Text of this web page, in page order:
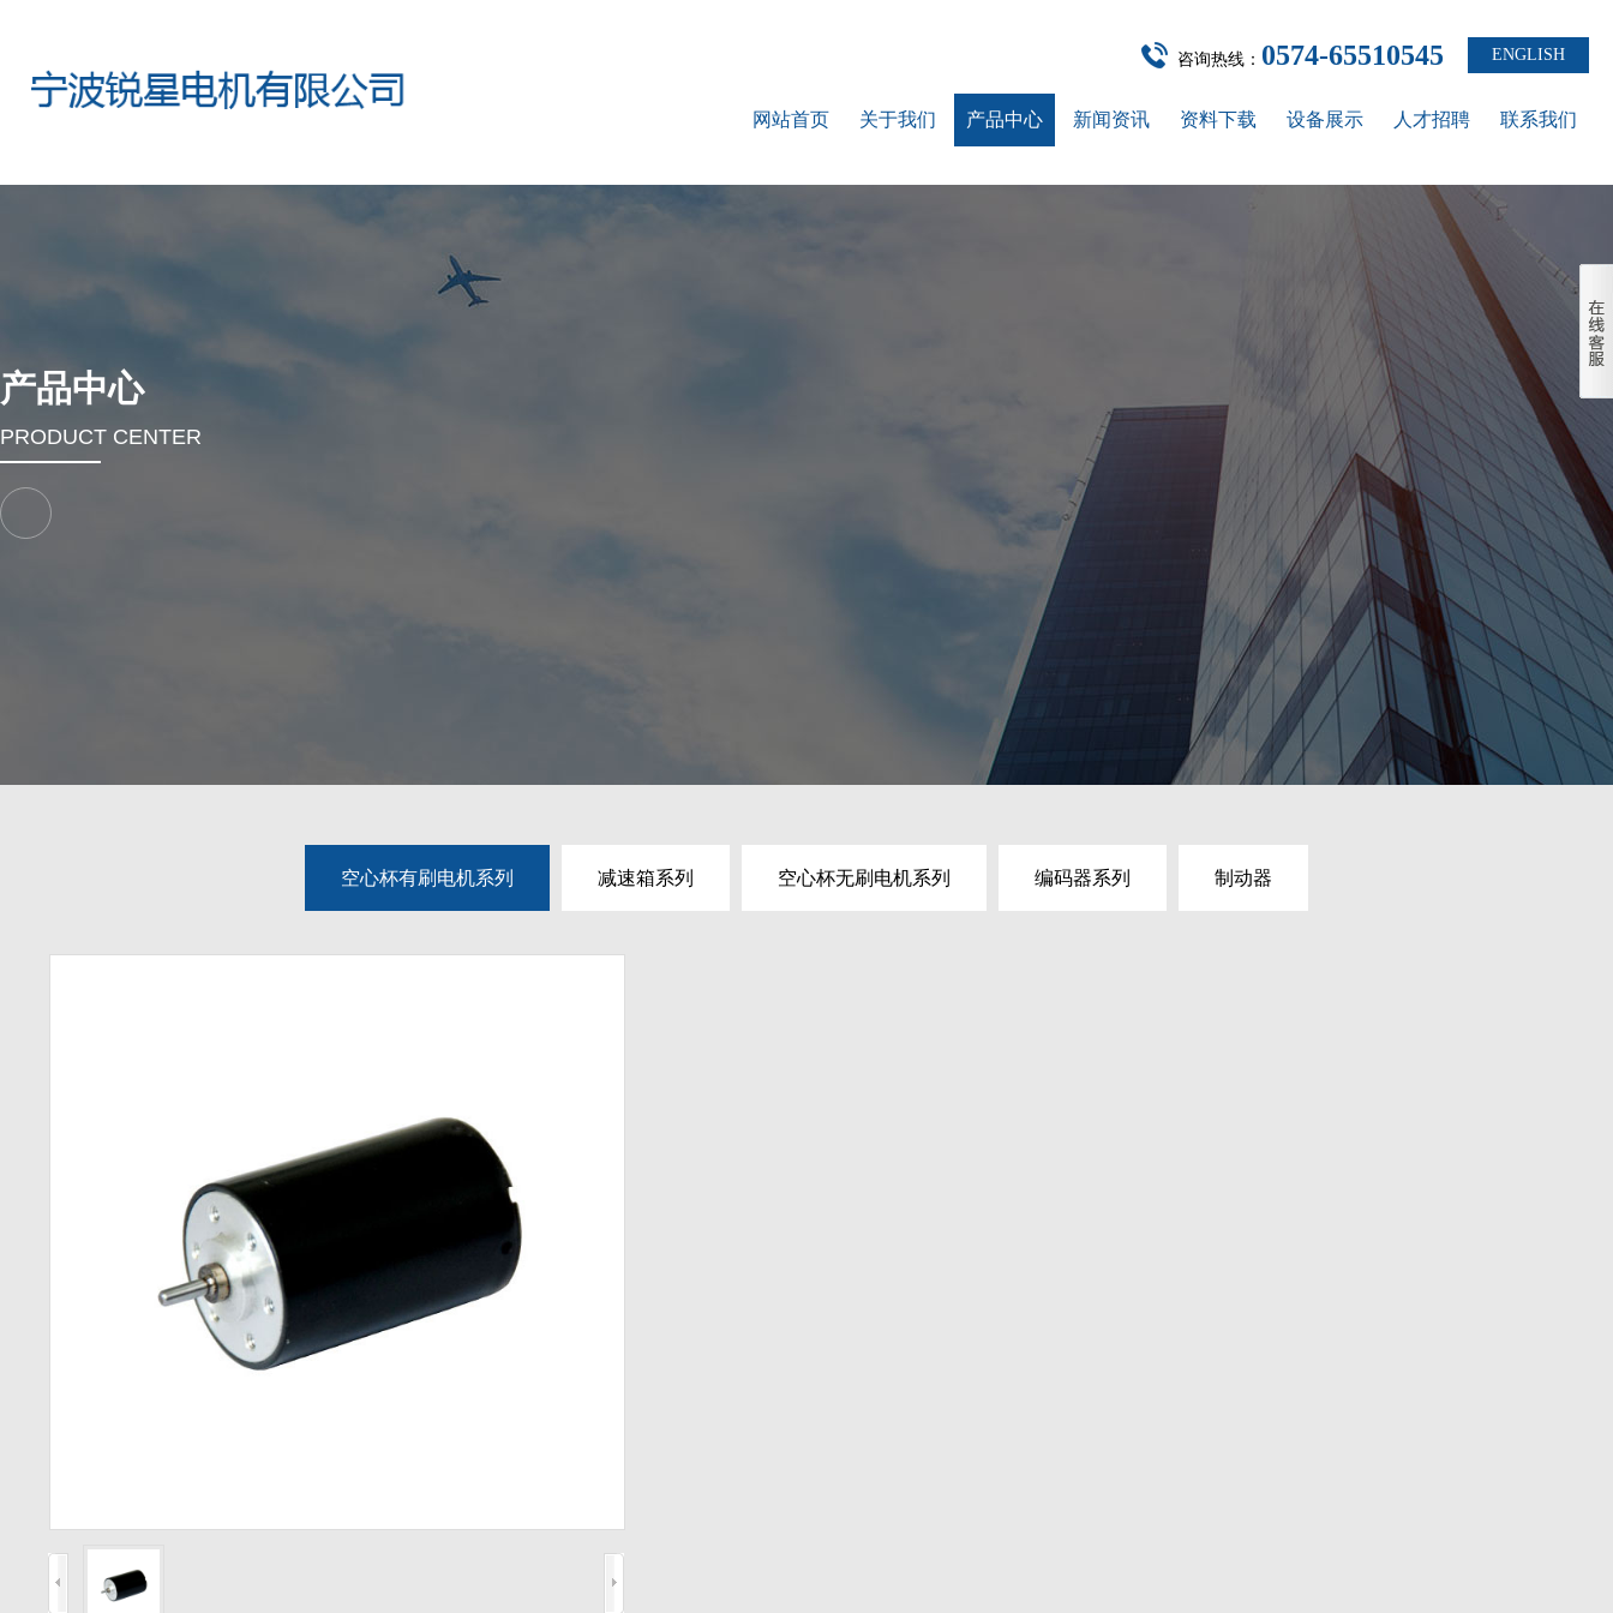
ENGLISH
咨询热线： 0574-65510545
网站首页 关于我们 产品中心 新闻资讯 资料下载 设备展示 人才招聘 联系我们
产品中心
PRODUCT CENTER
空心杯有刷电机系列 减速箱系列 空心杯无刷电机系列 编码器系列 制动器